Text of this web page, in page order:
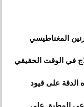
المغناطيسي
في الوقت الحقيقي
الدقة على قيود